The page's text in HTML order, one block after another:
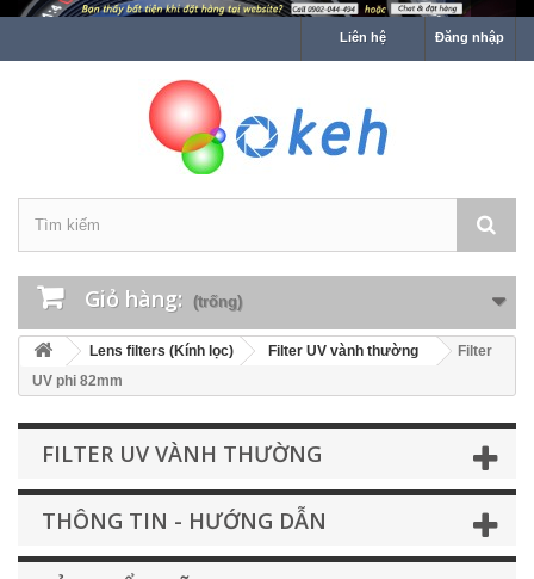
Đăng nhập
Liên hệ
Giỏ hàng: (trống)
Lens filters (Kính lọc) Filter UV vành thường
Filter
UV phi 82mm
FILTER UV VÀNH THƯỜNG
THÔNG TIN - HƯỚNG DẪN